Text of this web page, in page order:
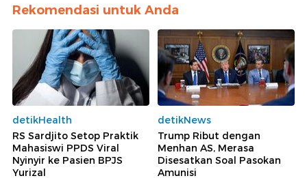
Rekomendasi untuk Anda
detikHealth
RS Sardjito Setop Praktik
Mahasiswi PPDS Viral
Nyinyir ke Pasien BPJS
Yurizal
detikNews
Trump Ribut dengan
Menhan AS, Merasa
Disesatkan Soal Pasokan
Amunisi